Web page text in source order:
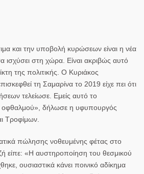
και την υποβολή κυρώσεων είναι η νέα
ισχύσει στη χώρα. Είναι ακριβώς αυτό
της πολιτικής. Ο Κυριάκος
τη Σαμαρίνα το 2019 είχε πει ότι
τελείωσε. Εμείς αυτό το
οφθαλμού», δήλωσε η υφυπουργός
Τροφίμων
πώλησης νοθευμένης φέτας στο
είπε: «Η αυστηροποίηση του θεσμικού
ουσιαστικά κάνει ποινικό αδίκημα